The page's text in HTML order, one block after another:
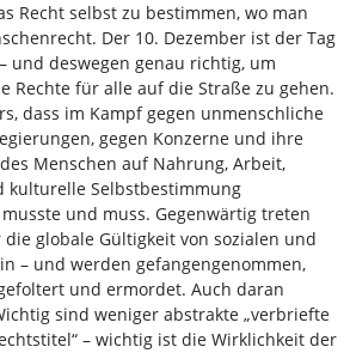
Recht selbst zu bestim­men, wo man
Der 10. Dezember ist der Tag
und deswegen genau richtig, um
Rechte für alle auf die Straße zu gehen.
dass im Kampf gegen unmenschliche
gegen Konzerne und ihre
Menschen auf Nahrung, Arbeit,
kulturelle Selbstbestimmung
und muss. Gegenwärtig treten
globale Gültigkeit von sozialen und
– und werden gefangengenommen,
und ermordet. Auch daran
sind weniger abstrakte „verbriefte
– wichtig ist die Wirklichkeit der